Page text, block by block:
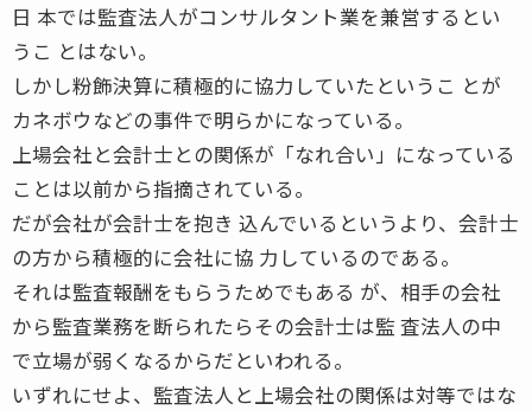
日 本では監査法人がコンサルタント業を兼営するとい
うこ とはない。
しかし粉飾決算に積極的に協力していたというこ とが
カネボウなどの事件で明らかになっている。
上場会社と会計士との関係が「なれ合い」になっている
ことは以前から指摘されている。
だが会社が会計士を抱き 込んでいるというより、会計士
の方から積極的に会社に協 力しているのである。
それは監査報酬をもらうためでもある が、相手の会社
から監査業務を断られたらその会計士は監 査法人の中
で立場が弱くなるからだといわれる。
いずれにせよ、監査法人と上場会社の関係は対等ではな